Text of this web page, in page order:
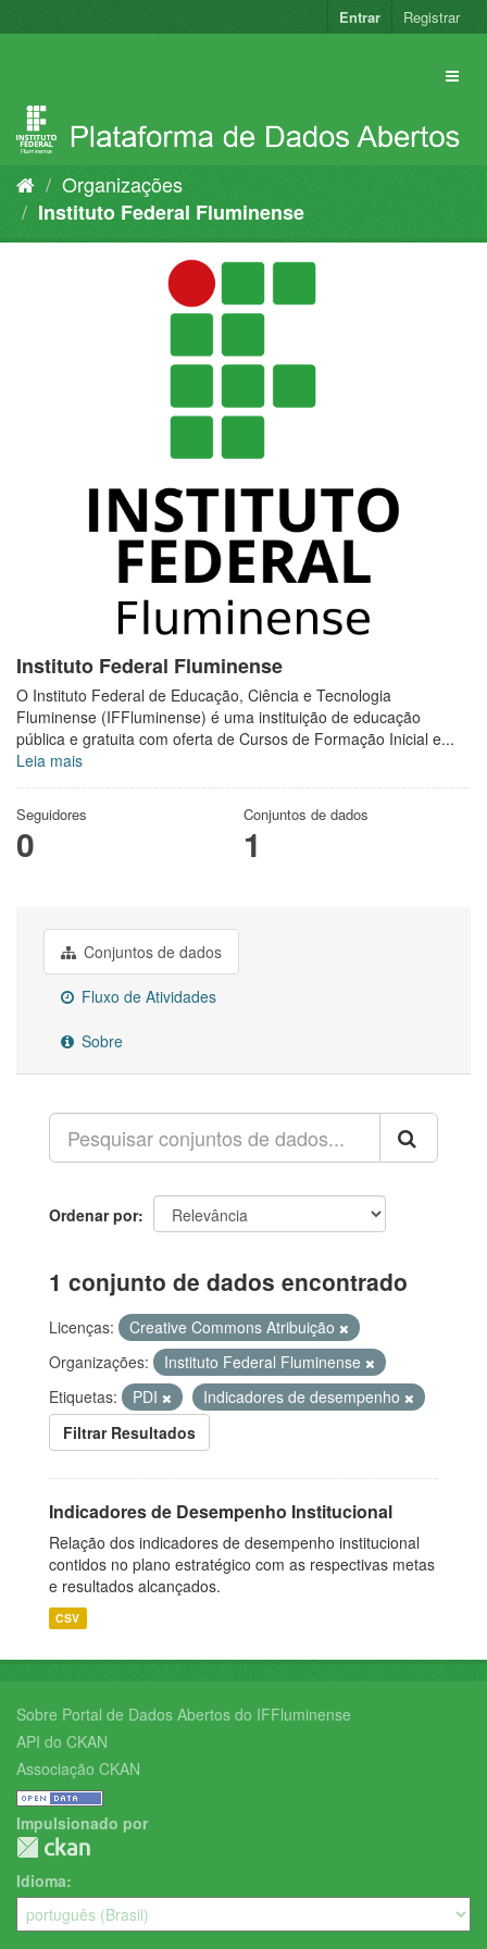
para
Entrar Registrar
Organizações
Instituto Federal Fluminense
Instituto Federal Fluminense
O Instituto Federal de Educação, Ciência e Tecnologia
Fluminense (IFFluminense) é uma instituição de educação
pública e gratuita com oferta de Cursos de Formação Inicial e...
Leia mais
Seguidores
0
Conjuntos de dados
1
Conjuntos de dados
Fluxo de Atividades
Sobre
Ordenar por
1 conjunto de dados encontrado
Licenças:
Creative Commons Atribuição
Organizações:
Instituto Federal Fluminense
Etiquetas:
PDI
Indicadores de desempenho
Filtrar Resultados
Indicadores de Desempenho Institucional
Relação dos indicadores de desempenho institucional
contidos no plano estratégico com as respectivas metas
e resultados alcançados.
CSV
Sobre Portal de Dados Abertos do IFFluminense
API do CKAN
Associação CKAN
Impulsionado por
Idioma